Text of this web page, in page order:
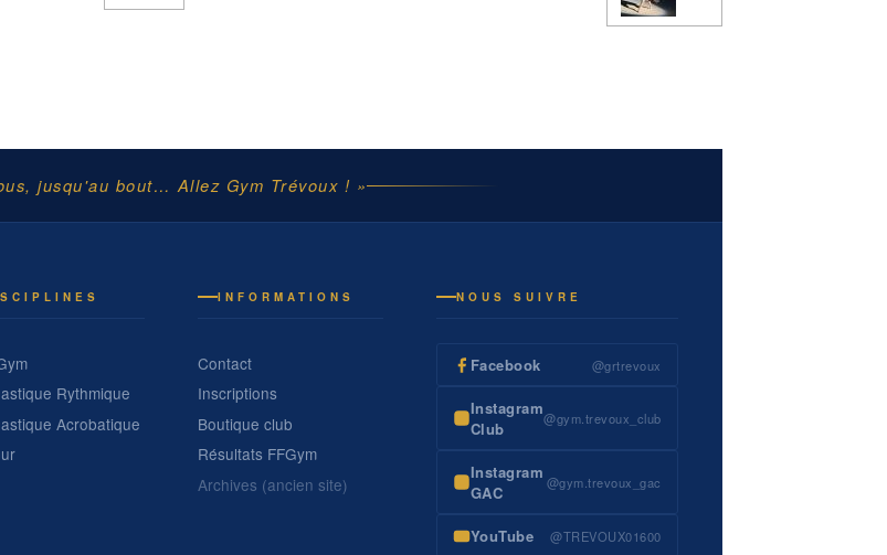
jusqu'au bout… Allez Gym Trévoux ! »
Rythmique
Acrobatique
INFORMATIONS
Contact
Inscriptions
Boutique club
Résultats FFGym
Archives (ancien site)
NOUS SUIVRE
Facebook @grtrevoux
Instagram
Club
@gym.trevoux_club
Instagram
GAC
@gym.trevoux_gac
YouTube @TREVOUX01600